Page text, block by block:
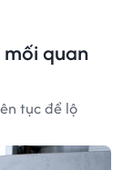
mối quan
tục để lộ